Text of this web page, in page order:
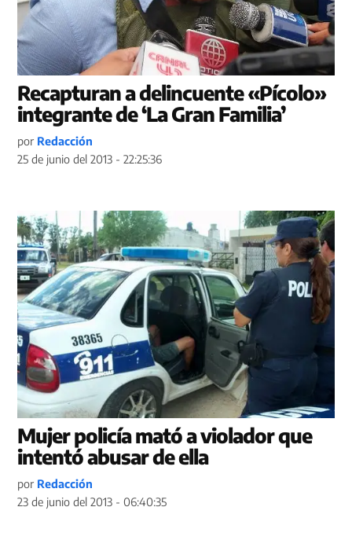
Recapturan a delincuente «Pícolo»
integrante de ‘La Gran Familia’
por Redacción
25 de junio del 2013 - 22:25:36
Mujer policía mató a violador que
intentó abusar de ella
por Redacción
23 de junio del 2013 - 06:40:35